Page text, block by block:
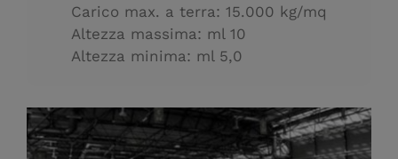
Carico max. a terra: 15.000 kg/mq
Altezza massima: ml 10
Altezza minima: ml 5,0